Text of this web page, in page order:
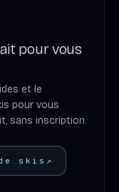
pour vous
et le
pour vous
sans inscription.
skis ↗